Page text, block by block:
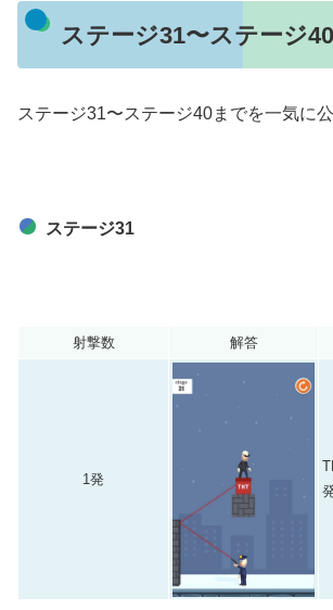
ステージ31〜ステージ40
ステージ31〜ステージ40までを一気に
ステージ31
射撃数 解答
1発